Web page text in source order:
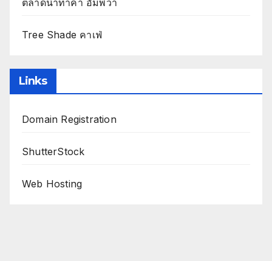
Tree Shade คาเฟ่
Links
Domain Registration
ShutterStock
Web Hosting